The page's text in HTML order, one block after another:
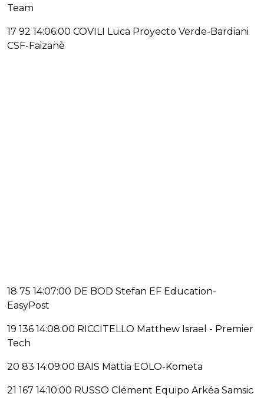
Team
17 92 14:06:00 COVILI Luca Proyecto Verde-Bardiani
CSF-Faizanè
18 75 14:07:00 DE BOD Stefan EF Education-
EasyPost
19 136 14:08:00 RICCITELLO Matthew Israel - Premier
Tech
20 83 14:09:00 BAIS Mattia EOLO-Kometa
21 167 14:10:00 RUSSO Clément Equipo Arkéa Samsic